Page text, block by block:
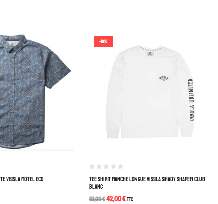
VISSLA MOTEL ECO
-19%
TEE SHIRT MANCHE LONGUE VISSLA SHADY SHAPER CLUB
BLANC
52,00€42,00€TTC